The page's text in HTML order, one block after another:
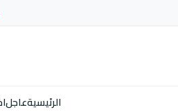
الرئيسيةعاجل